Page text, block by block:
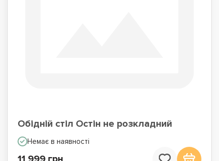
Обідній стіл Остін не розкладний
Немає в наявності